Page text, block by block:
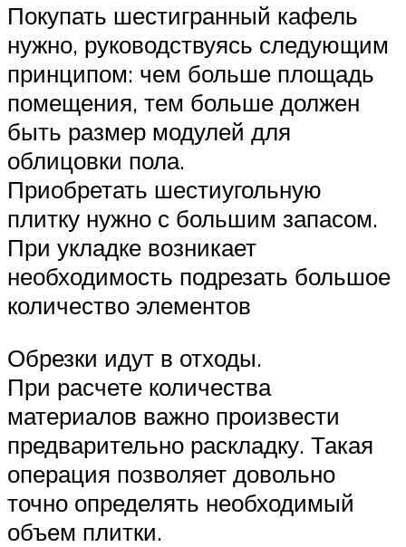
Покупать шестигранный кафель
нужно, руководствуясь следующим
принципом: чем больше площадь
помещения, тем больше должен
быть размер модулей для
облицовки пола.
Приобретать шестиугольную
плитку нужно с большим запасом.
При укладке возникает
необходимость подрезать большое
количество элементов
Обрезки идут в отходы.
При расчете количества
материалов важно произвести
предварительно раскладку. Такая
операция позволяет довольно
точно определять необходимый
объем плитки.